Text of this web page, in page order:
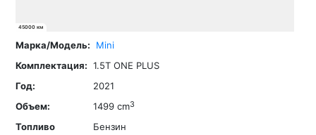
45000 км
Mini
1.5T ONE PLUS
2021
1499 cm3
Бензин